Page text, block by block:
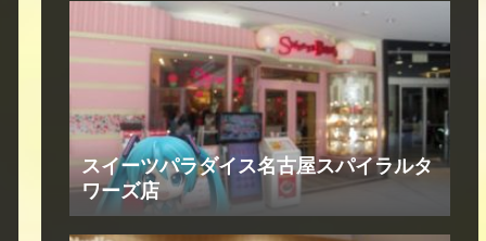
スイーツパラダイス名古屋スパイラルタ
ワーズ店